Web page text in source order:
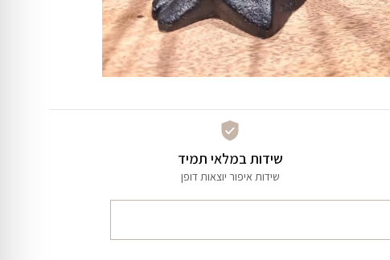
שידות במלאי תמיד
שידות איפור יוצאות דופן